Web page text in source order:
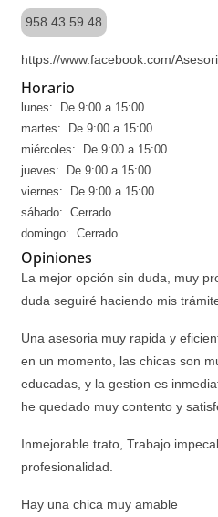
958 43 59 48
https://www.facebook.com/
Horario
lunes: De 9:00 a 15:00
martes: De 9:00 a 15:00
miércoles: De 9:00 a 15:00
jueves: De 9:00 a 15:00
viernes: De 9:00 a 15:00
sábado: Cerrado
domingo: Cerrado
Opiniones
La mejor opción sin duda, muy
duda seguiré haciendo mis
Una asesoria muy rapida y
en un momento, las chicas son
educadas, y la gestion es
he quedado muy contento y
Inmejorable trato, Trabajo
profesionalidad.
Hay una chica muy amable